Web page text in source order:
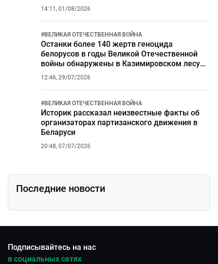
14:11, 01/08/2026
#ВЕЛИКАЯ ОТЕЧЕСТВЕННАЯ ВОЙНА
Останки более 140 жертв геноцида
белорусов в годы Великой Отечественной
войны обнаружены в Казимировском лесу
Могилева
12:46, 29/07/2026
#ВЕЛИКАЯ ОТЕЧЕСТВЕННАЯ ВОЙНА
Историк рассказал неизвестные факты об
организаторах партизанского движения в
Беларуси
20:48, 07/07/2026
Последние новости
Подписывайтесь на нас
в социальных сетях